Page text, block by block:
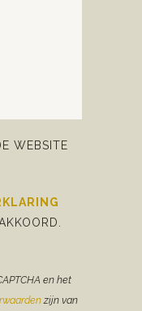
WEBSITE
en het
zijn van